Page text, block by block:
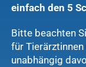
einfach den 5
Bitte beachten
für
unabhängig